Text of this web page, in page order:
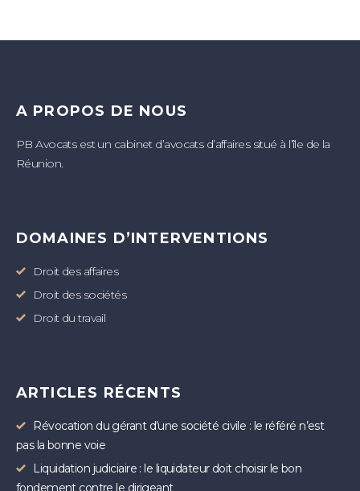
A PROPOS DE NOUS
PB Avocats est un cabinet d’avocats d’affaires situé à l’île de la
Réunion.
DOMAINES D’INTERVENTIONS
Droit des affaires
Droit des sociétés
Droit du travail
ARTICLES RÉCENTS
Révocation du gérant d’une société civile : le référé n’est
pas la bonne voie
Liquidation judiciaire : le liquidateur doit choisir le bon
fondement contre le dirigeant